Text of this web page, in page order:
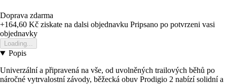
Doprava zdarma
+164,60 Kč ziskate na dalsi objednavku Pripsano po potvrzeni vasi
objednavky
Loading...
Popis
Univerzální a připravená na vše, od uvolněných trailových běhů po
náročné vytrvalostní závody, běžecká obuv Prodigio 2 nabízí solidní a